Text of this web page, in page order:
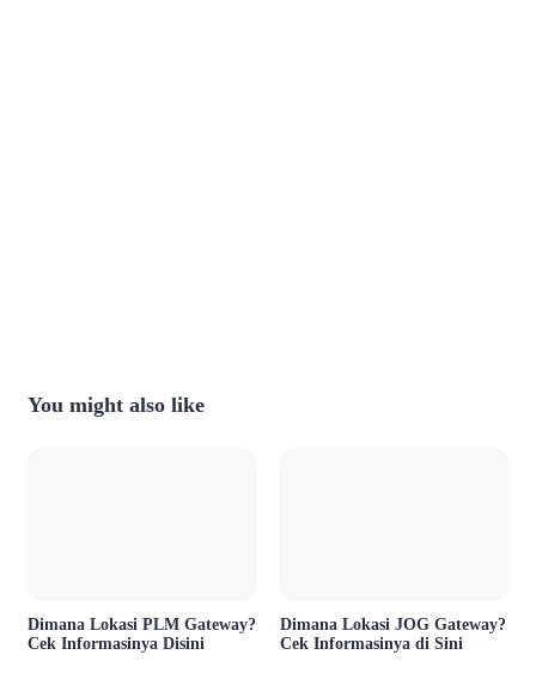
You might also like
Dimana Lokasi PLM Gateway?
Cek Informasinya Disini
Dimana Lokasi JOG Gateway?
Cek Informasinya di Sini